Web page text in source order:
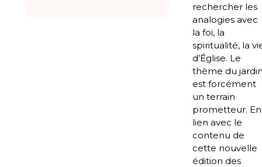
rechercher les
analogies avec
la foi, la
spiritualité, la
d’Église. Le
thème du
est forcément
un terrain
prometteur. En
lien avec le
contenu de
cette nouvelle
édition des